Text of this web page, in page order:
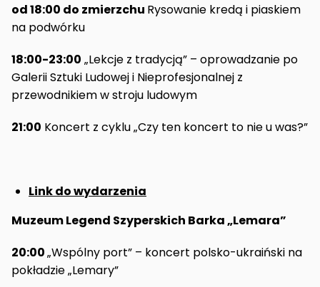
od 18:00 do zmierzchu Rysowanie kredą i piaskiem
na podwórku
18:00-23:00 „Lekcje z tradycją” – oprowadzanie po
Galerii Sztuki Ludowej i Nieprofesjonalnej z
przewodnikiem w stroju ludowym
21:00 Koncert z cyklu „Czy ten koncert to nie u was?”
Link do wydarzenia
Muzeum Legend Szyperskich Barka „Lemara”
20:00„Wspólny port” – koncert polsko-ukraiński na
pokładzie „Lemary”